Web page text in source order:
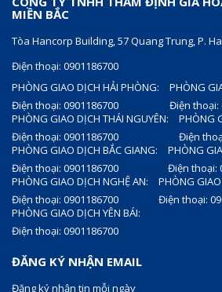
MIỀN BẮC
Tòa Hancorp Building, 57 Quang Trung, P.
Điện thoại: 0901186700
PHÒNG GIAO DỊCH HẢI PHÒNG:
Điện thoại: 0901186700
PHÒNG
Điện thoại:
PHÒNG GIAO DỊCH THÁI NGUYÊN:
Điện thoại: 0901186700
PHÒNG
Điện
PHÒNG GIAO DỊCH BẮC GIANG:
Điện thoại: 0901186700
PHÒNG
Điện thoại:
PHÒNG GIAO DỊCH NGHỆ AN:
Điện thoại: 0901186700
PHÒNG
Điện thoại:
PHÒNG GIAO DỊCH YÊN BÁI:
Điện thoại: 0901186700
ĐĂNG KÝ NHẬN EMAIL
Đăng ký nhận tin mỗi ngày